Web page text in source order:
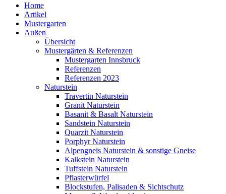
Home
Artikel
Mustergarten
Außen
Übersicht
Mustergärten & Referenzen
Mustergarten Innsbruck
Referenzen
Referenzen 2023
Naturstein
Travertin Naturstein
Granit Naturstein
Basanit & Basalt Naturstein
Sandstein Naturstein
Quarzit Naturstein
Porphyr Naturstein
Alpengneis Naturstein & sonstige Gneise
Kalkstein Naturstein
Tuffstein Naturstein
Pflasterwürfel
Blockstufen, Palisaden & Sichtschutz